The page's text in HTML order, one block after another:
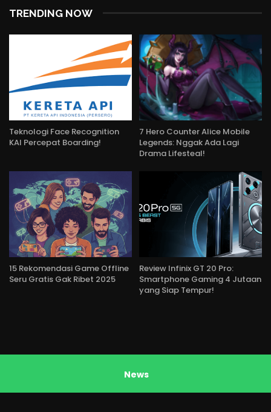
TRENDING NOW
Teknologi Face Recognition
KAI Percepat Boarding!
7 Hero Counter Alice Mobile
Legends: Nggak Ada Lagi
Drama Lifesteal!
15 Rekomendasi Game Offline
Seru Gratis Gak Ribet 2025
Review Infinix GT 20 Pro:
Smartphone Gaming 4 Jutaan
yang Siap Tempur!
News